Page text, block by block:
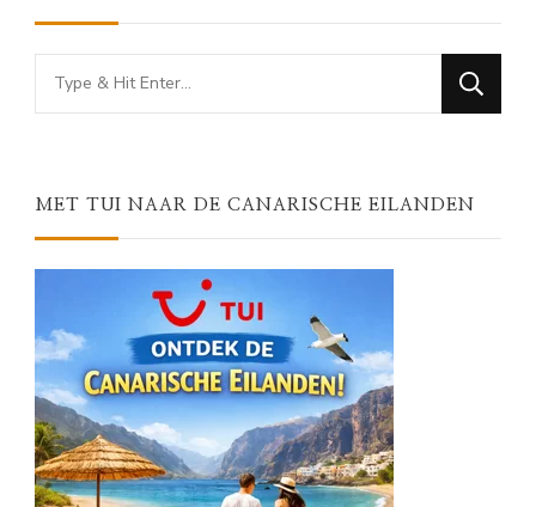
Looking
for
MET TUI NAAR DE CANARISCHE EILANDEN